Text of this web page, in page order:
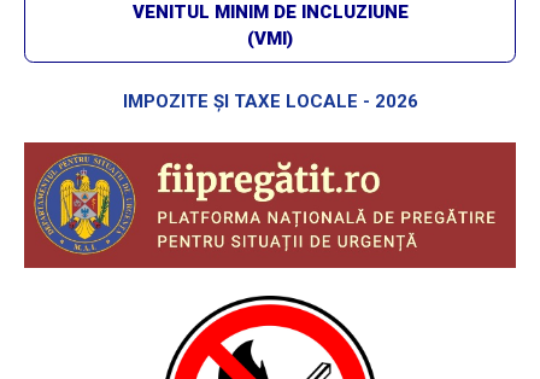
VENITUL MINIM DE INCLUZIUNE
(VMI)
IMPOZITE ȘI TAXE LOCALE - 2026